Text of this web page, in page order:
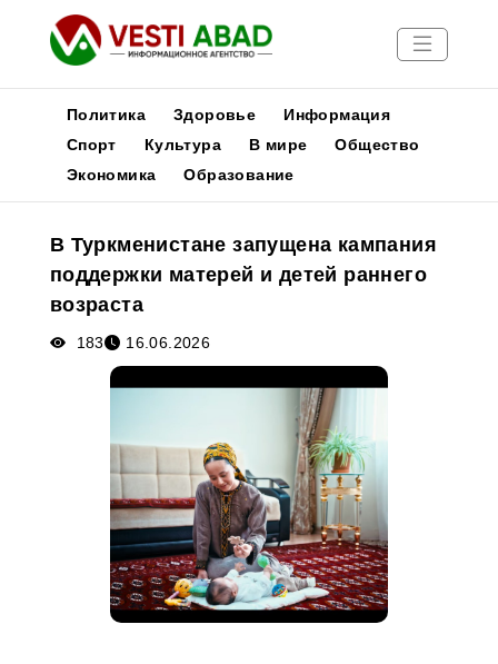
Новости
Медиа
Афиша
Политика Здоровье
Информация
Спорт
Культура В мире
Общество
Экономика
Образование
В Туркменистане запущена кампания
поддержки матерей и детей раннего
возраста
183 16.06.2026